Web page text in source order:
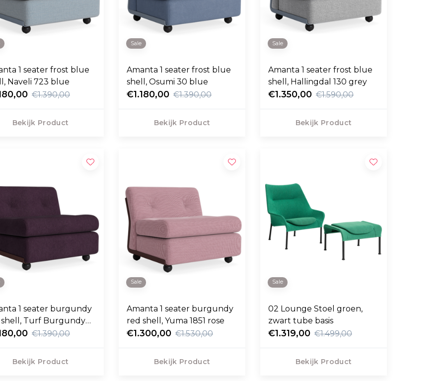
1 seater frost blue
Naveli 723 blue
€1.390,00
Bekijk Product
Sale
Amanta 1 seater frost blue
shell, Osumi 30 blue
€1.180,00 €1.390,00
Bekijk Product
Sale
Amanta 1 seater frost blue
shell, Hallingdal 130 grey
€1.350,00 €1.590,00
Bekijk Product
1 seater burgundy
Turf Burgundy
€1.390,00
Bekijk Product
Sale
Amanta 1 seater burgundy
red shell, Yuma 1851 rose
€1.300,00 €1.530,00
Bekijk Product
Sale
02 Lounge Stoel groen,
zwart tube basis
€1.319,00 €1.499,00
Bekijk Product